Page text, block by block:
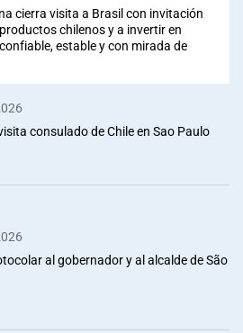
cierra visita a Brasil con invitación
chilenos y a invertir en
estable y con mirada de
consulado de Chile en Sao Paulo
al gobernador y al alcalde de São